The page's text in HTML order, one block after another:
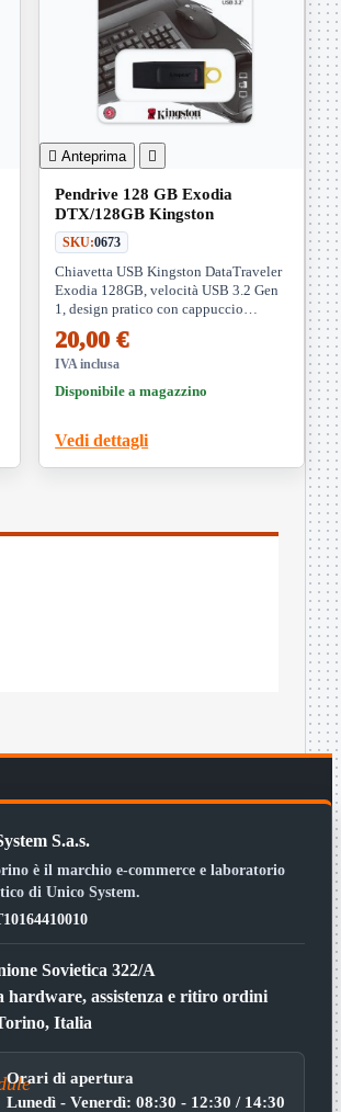
 Anteprima 
Pendrive 128 GB Exodia
DTX/128GB Kingston
SKU:0673
Chiavetta USB Kingston DataTraveler
Exodia 128GB, velocità USB 3.2 Gen
1, design pratico con cappuccio
per trasferimenti rapidi e sicuri.
20,00 €
IVA inclusa
Disponibile a magazzino
Vedi dettagli
S.a.s.
è il marchio e-commerce e laboratorio
di Unico System.
Sovietica 322/A
hardware, assistenza e ritiro ordini
Italia
Orari di apertura
Lunedì - Venerdì: 08:30 - 12:30 / 14:30